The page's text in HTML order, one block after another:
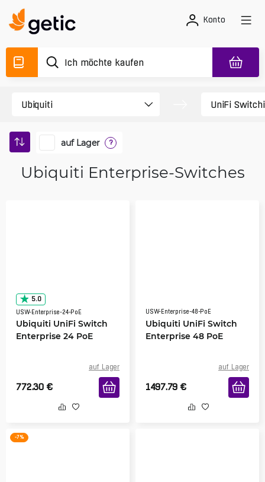
Konto
auf Lager ?
Ubiquiti Enterprise-Switches
5.0
USW-Enterprise-24-PoE
Ubiquiti UniFi Switch
Enterprise 24 PoE
auf Lager
772.30 €
USW-Enterprise-48-PoE
Ubiquiti UniFi Switch
Enterprise 48 PoE
auf Lager
1497.79 €
-7 %